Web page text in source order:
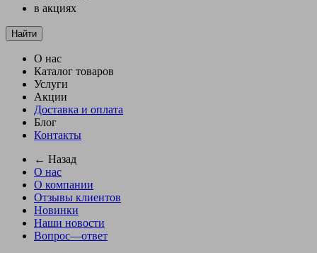
в акциях
Найти
О нас
Каталог товаров
Услуги
Акции
Доставка и оплата
Блог
Контакты
← Назад
О нас
О компании
Отзывы клиентов
Новинки
Наши новости
Вопрос—ответ